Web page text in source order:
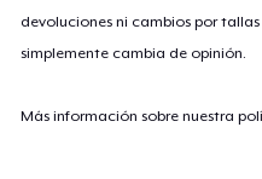
devoluciones ni cambios por
simplemente cambia de opinión.
Más información sobre nuestra